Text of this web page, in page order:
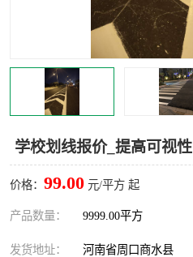
学校划线报价_提高可视性
价格： 99.00 元/平方 起
产品数量： 9999.00平方
发货地址： 河南省周口商水县